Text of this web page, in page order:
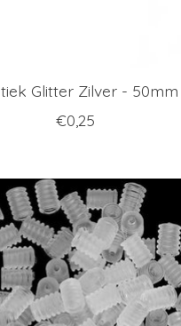
Glitter Zilver - 50mm
€0,25